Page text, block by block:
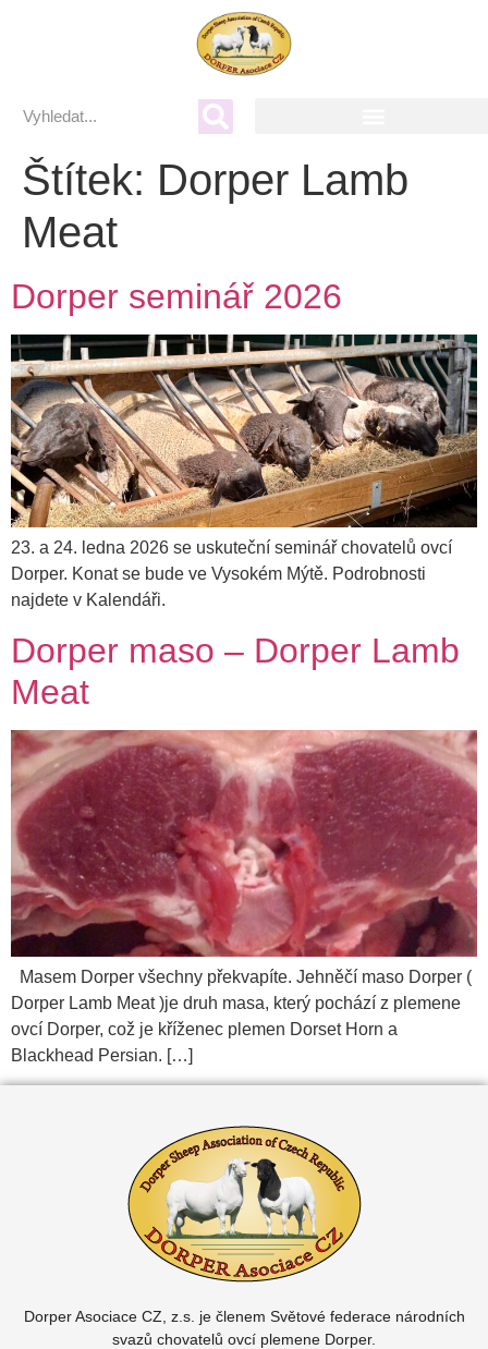
Štítek: Dorper Lamb
Meat
Dorper seminář 2026
23. a 24. ledna 2026 se uskuteční seminář chovatelů ovcí
Dorper. Konat se bude ve Vysokém Mýtě. Podrobnosti
najdete v Kalendáři.
Dorper maso – Dorper Lamb
Meat
Masem Dorper všechny překvapíte. Jehněčí maso Dorper (
Dorper Lamb Meat )je druh masa, který pochází z plemene
ovcí Dorper, což je kříženec plemen Dorset Horn a
Blackhead Persian. […]
Dorper Asociace CZ, z.s. je členem Světové federace národních
svazů chovatelů ovcí plemene Dorper.